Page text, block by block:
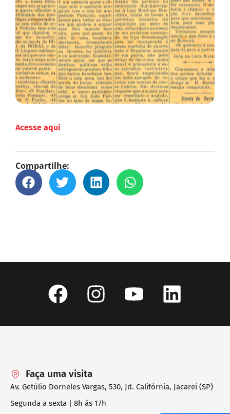
Acesse aqui
Compartilhe:
Faça uma visita
Av. Getúlio Dorneles Vargas, 530, Jd. Califórnia, Jacareí (SP)
Segunda a sexta | 8h às 17h